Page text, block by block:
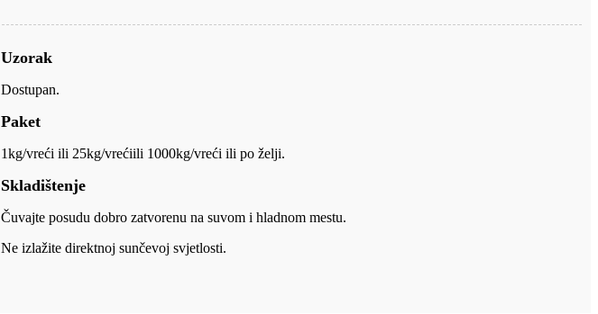
Uzorak
Dostupan.
Paket
1kg/vreći ili 25kg/vrećiili 1000kg/vreći ili po želji.
Skladištenje
Čuvajte posudu dobro zatvorenu na suvom i hladnom mestu.
Ne izlažite direktnoj sunčevoj svjetlosti.